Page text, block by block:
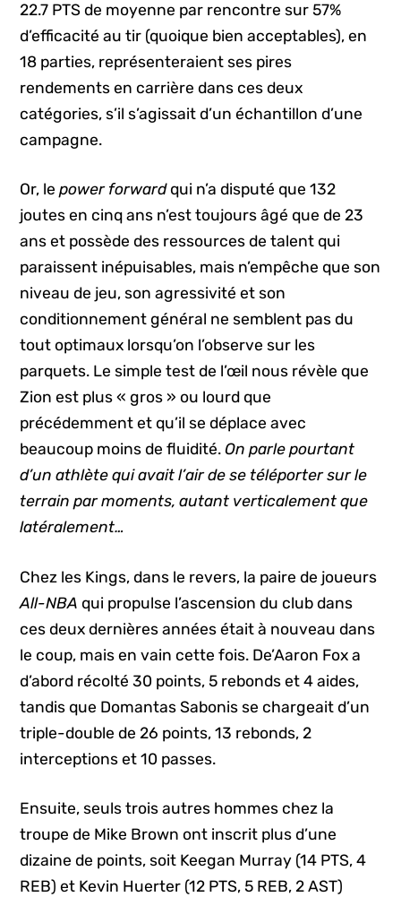
22.7 PTS de moyenne par rencontre sur 57%
d’efficacité au tir (quoique bien acceptables), en
18 parties, représenteraient ses pires
rendements en carrière dans ces deux
catégories, s’il s’agissait d’un échantillon d’une
campagne.
Or, lepower forwardqui n’a disputé que 132
joutes en cinq ans n’est toujours âgé que de 23
ans et possède des ressources de talent qui
paraissent inépuisables, mais n’empêche que son
niveau de jeu, son agressivité et son
conditionnement général ne semblent pas du
tout optimaux lorsqu’on l’observe sur les
parquets. Le simple test de l’œil nous révèle que
Zion est plus « gros » ou lourd que
précédemment et qu’il se déplace avec
beaucoup moins de fluidité.On parle pourtant
d’un athlète qui avait l’air de se téléporter sur le
terrain par moments, autant verticalement que
latéralement…
Chez les Kings, dans le revers, la paire de joueurs
All-NBA qui propulse l’ascension du club dans
ces deux dernières années était à nouveau dans
le coup, mais en vain cette fois. De’Aaron Fox a
d’abord récolté 30 points, 5 rebonds et 4 aides,
tandis que Domantas Sabonis se chargeait d’un
triple-double de 26 points, 13 rebonds, 2
interceptions et 10 passes.
Ensuite, seuls trois autres hommes chez la
troupe de Mike Brown ont inscrit plus d’une
dizaine de points, soit Keegan Murray (14 PTS, 4
REB) et Kevin Huerter (12 PTS, 5 REB, 2 AST)